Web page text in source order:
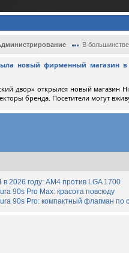
В
новый фирменный магазин
двор» открылся новый магазин
бренда. Посетители могут
2026 году: AM4 против LGA 1700
90s Pro Max: красота повсюду
90s Pro: компактный флагман по